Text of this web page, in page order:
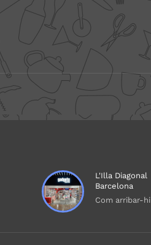
L'Illa Diagonal
Barcelona
Com arribar-hi